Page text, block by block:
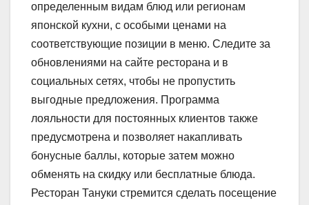
определенным видам блюд или регионам
японской кухни, с особыми ценами на
соответствующие позиции в меню. Следите за
обновлениями на сайте ресторана и в
социальных сетях, чтобы не пропустить
выгодные предложения. Программа
лояльности для постоянных клиентов также
предусмотрена и позволяет накапливать
бонусные баллы, которые затем можно
обменять на скидку или бесплатные блюда.
Ресторан Тануки стремится сделать посещение